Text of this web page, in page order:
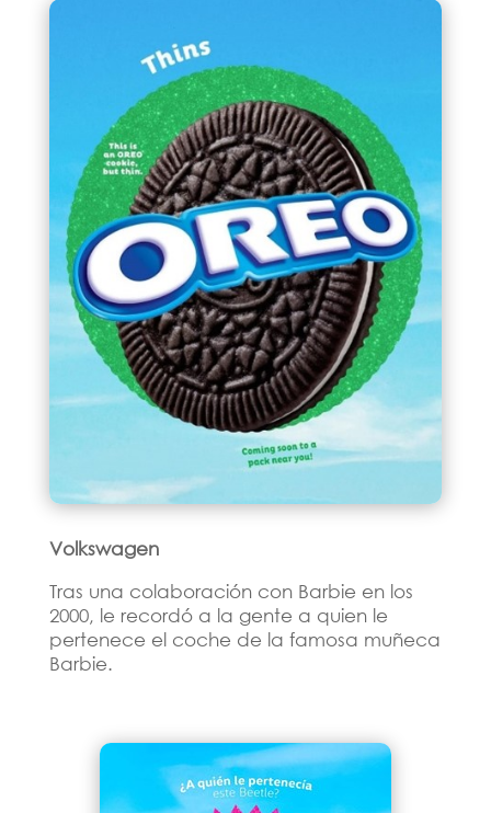
Volkswagen
Tras una colaboración con Barbie en los
2000, le recordó a la gente a quien le
pertenece el coche de la famosa muñeca
Barbie.